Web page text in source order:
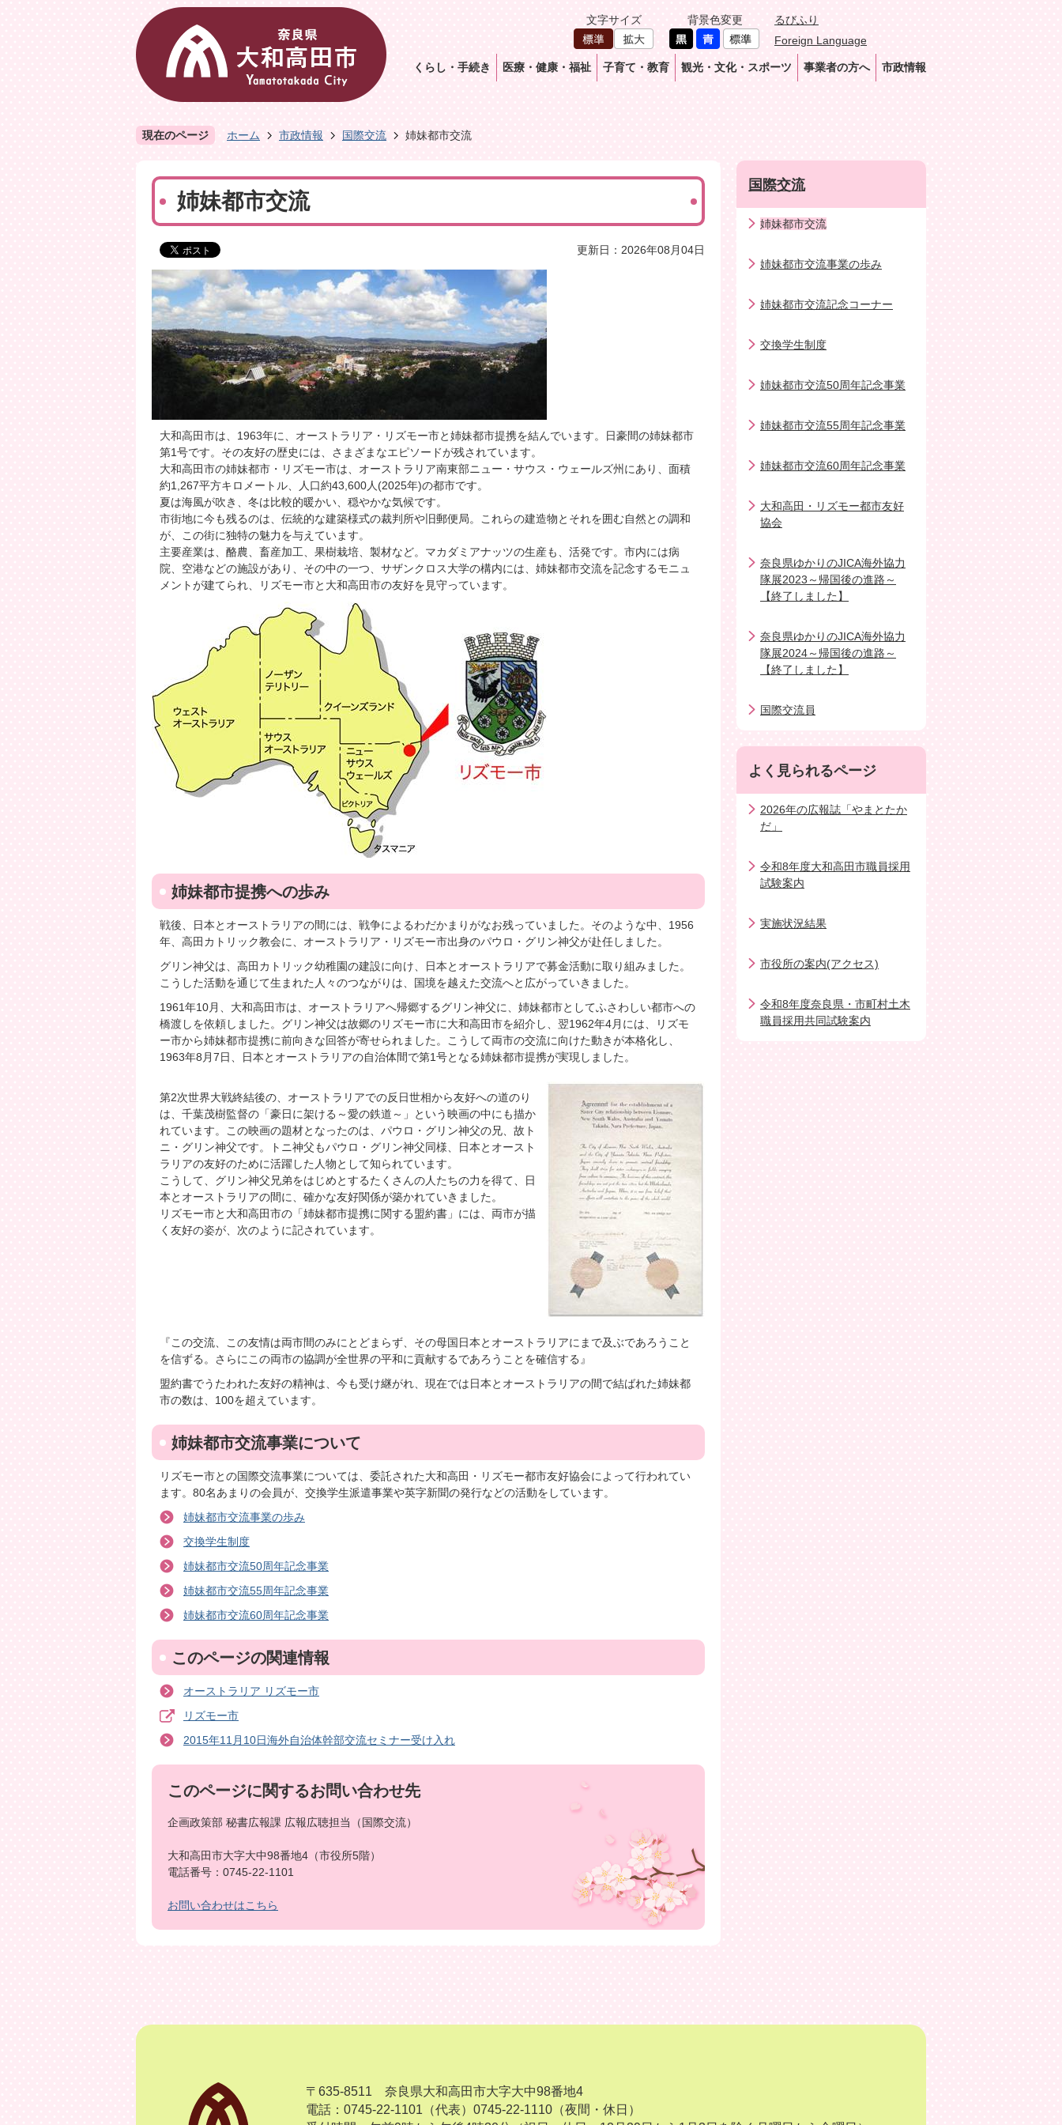
文字サイズ 背景色変更
るびふり
Foreign Language
くらし・手続き 医療・健康・福祉 子育て・教育 観光・文化・スポーツ 事業者の方へ 市政情報
現在のページ ホーム 市政情報 国際交流 姉妹都市交流
姉妹都市交流
更新日：2026年08月04日
大和高田市は、1963年に、オーストラリア・リズモー市と姉妹都市提携を結んでいます。日豪間の姉妹都市
第1号です。その友好の歴史には、さまざまなエピソードが残されています。
大和高田市の姉妹都市・リズモー市は、オーストラリア南東部ニュー・サウス・ウェールズ州にあり、面積
約1,267平方キロメートル、人口約43,600人(2025年)の都市です。
夏は海風が吹き、冬は比較的暖かい、穏やかな気候です。
市街地に今も残るのは、伝統的な建築様式の裁判所や旧郵便局。これらの建造物とそれを囲む自然との調和
が、この街に独特の魅力を与えています。
主要産業は、酪農、畜産加工、果樹栽培、製材など。マカダミアナッツの生産も、活発です。市内には病
院、空港などの施設があり、その中の一つ、サザンクロス大学の構内には、姉妹都市交流を記念するモニュ
メントが建てられ、リズモー市と大和高田市の友好を見守っています。
姉妹都市提携への歩み
戦後、日本とオーストラリアの間には、戦争によるわだかまりがなお残っていました。そのような中、1956
年、高田カトリック教会に、オーストラリア・リズモー市出身のパウロ・グリン神父が赴任しました。
グリン神父は、高田カトリック幼稚園の建設に向け、日本とオーストラリアで募金活動に取り組みました。
こうした活動を通じて生まれた人々のつながりは、国境を越えた交流へと広がっていきました。
1961年10月、大和高田市は、オーストラリアへ帰郷するグリン神父に、姉妹都市としてふさわしい都市への
橋渡しを依頼しました。グリン神父は故郷のリズモー市に大和高田市を紹介し、翌1962年4月には、リズモ
ー市から姉妹都市提携に前向きな回答が寄せられました。こうして両市の交流に向けた動きが本格化し、
1963年8月7日、日本とオーストラリアの自治体間で第1号となる姉妹都市提携が実現しました。
第2次世界大戦終結後の、オーストラリアでの反日世相から友好への道のり
は、千葉茂樹監督の「豪日に架ける～愛の鉄道～」という映画の中にも描か
れています。この映画の題材となったのは、パウロ・グリン神父の兄、故ト
ニ・グリン神父です。トニ神父もパウロ・グリン神父同様、日本とオースト
ラリアの友好のために活躍した人物として知られています。
こうして、グリン神父兄弟をはじめとするたくさんの人たちの力を得て、日
本とオーストラリアの間に、確かな友好関係が築かれていきました。
リズモー市と大和高田市の「姉妹都市提携に関する盟約書」には、両市が描
く友好の姿が、次のように記されています。
『この交流、この友情は両市間のみにとどまらず、その母国日本とオーストラリアにまで及ぶであろうこと
を信ずる。さらにこの両市の協調が全世界の平和に貢献するであろうことを確信する』
盟約書でうたわれた友好の精神は、今も受け継がれ、現在では日本とオーストラリアの間で結ばれた姉妹都
市の数は、100を超えています。
姉妹都市交流事業について
リズモー市との国際交流事業については、委託された大和高田・リズモー都市友好協会によって行われてい
ます。80名あまりの会員が、交換学生派遣事業や英字新聞の発行などの活動をしています。
姉妹都市交流事業の歩み
交換学生制度
姉妹都市交流50周年記念事業
姉妹都市交流55周年記念事業
姉妹都市交流60周年記念事業
このページの関連情報
オーストラリア リズモー市
リズモー市
2015年11月10日海外自治体幹部交流セミナー受け入れ
このページに関するお問い合わせ先
企画政策部 秘書広報課 広報広聴担当（国際交流）
大和高田市大字大中98番地4（市役所5階）
電話番号：0745-22-1101
お問い合わせはこちら
国際交流
姉妹都市交流
姉妹都市交流事業の歩み
姉妹都市交流記念コーナー
交換学生制度
姉妹都市交流50周年記念事業
姉妹都市交流55周年記念事業
姉妹都市交流60周年記念事業
大和高田・リズモー都市友好
協会
奈良県ゆかりのJICA海外協力
隊展2023～帰国後の進路～
【終了しました】
奈良県ゆかりのJICA海外協力
隊展2024～帰国後の進路～
【終了しました】
国際交流員
よく見られるページ
2026年の広報誌「やまとたか
だ」
令和8年度大和高田市職員採用
試験案内
実施状況結果
市役所の案内(アクセス)
令和8年度奈良県・市町村土木
職員採用共同試験案内
〒635-8511 奈良県大和高田市大字大中98番地4
電話：0745-22-1101（代表） 0745-22-1110（夜間・休日）